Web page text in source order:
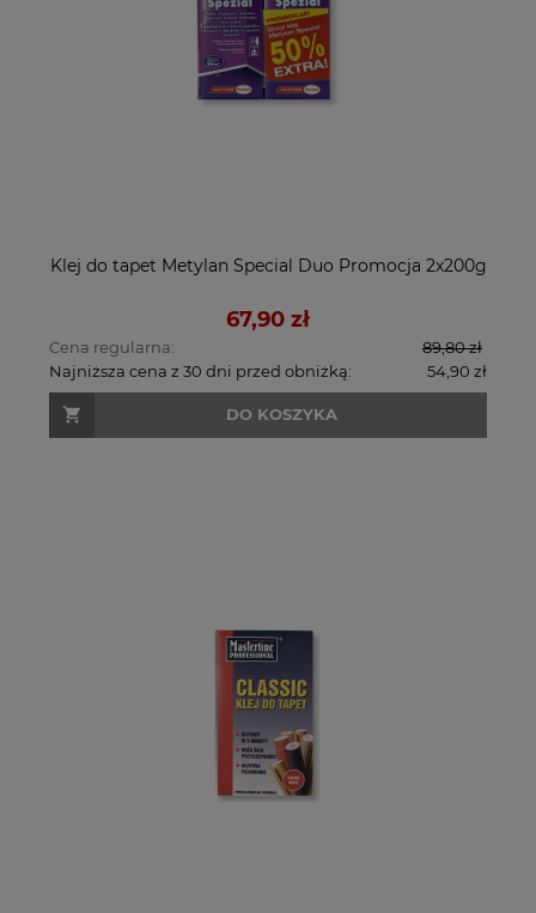
Klej do tapet Metylan Special Duo Promocja 2x200g
67,90 zł
Cena regularna:
89,80 zł
Najniższa cena z 30 dni przed obniżką:
54,90 zł
DO KOSZYKA